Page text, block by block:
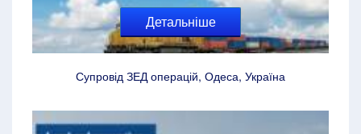
Детальніше
Супровід ЗЕД операцій, Одеса, Україна